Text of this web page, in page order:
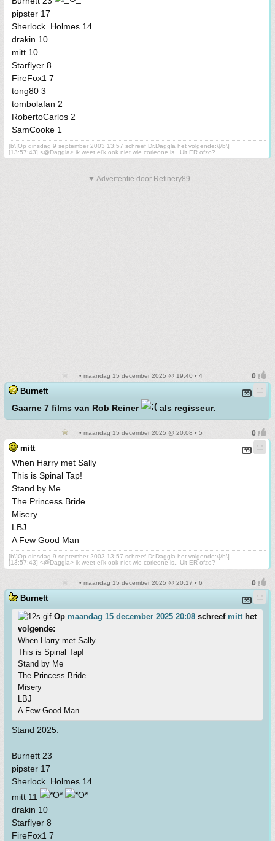
pipster 17
Sherlock_Holmes 14
drakin 10
mitt 10
Starflyer 8
FireFox1 7
tong80 3
tombolafan 2
RobertoCarlos 2
SamCooke 1
[b\]Op dinsdag 9 september 2003 13:57 schreef Dr.Daggla het volgende:\[/b\]
[13:57:43] <@Daggla> ik weet ei'k ook niet wie corleone is.. Uit ER ofzo?
▼ Advertentie door Refinery89
• maandag 15 december 2025 @ 19:40 • 4
Burnett
Gaarne 7 films van Rob Reiner als regisseur.
• maandag 15 december 2025 @ 20:08 • 5
mitt
When Harry met Sally
This is Spinal Tap!
Stand by Me
The Princess Bride
Misery
LBJ
A Few Good Man
[b\]Op dinsdag 9 september 2003 13:57 schreef Dr.Daggla het volgende:\[/b\]
[13:57:43] <@Daggla> ik weet ei'k ook niet wie corleone is.. Uit ER ofzo?
• maandag 15 december 2025 @ 20:17 • 6
Burnett
Op maandag 15 december 2025 20:08 schreef mitthet
volgende:
When Harry met Sally
This is Spinal Tap!
Stand by Me
The Princess Bride
Misery
LBJ
A Few Good Man
Stand 2025:
Burnett 23
pipster 17
Sherlock_Holmes 14
mitt 11
drakin 10
Starflyer 8
FireFox1 7